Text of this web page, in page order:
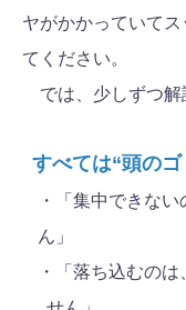
ヤがかかっていて
てください。
では、少しずつ解
すべては“頭の
・「集中できな
ん」
・「落ち込むの